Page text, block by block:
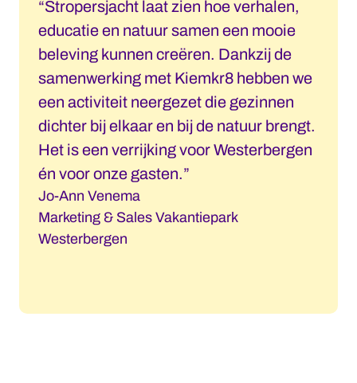
“Stropersjacht laat zien hoe verhalen,
educatie en natuur samen een mooie
beleving kunnen creëren. Dankzij de
samenwerking met Kiemkr8 hebben we
een activiteit neergezet die gezinnen
dichter bij elkaar en bij de natuur brengt.
Het is een verrijking voor Westerbergen
én voor onze gasten.”
Jo-Ann Venema
Marketing & Sales Vakantiepark
Westerbergen